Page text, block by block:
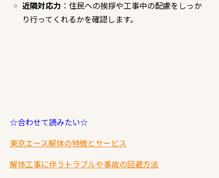
近隣対応力 ：住民への挨拶や工事中の配慮をしっか
り行ってくれるかを確認します。
☆合わせて読みたい☆
東京エース解体の特徴とサービス
解体工事に伴うトラブルや事故の回避方法